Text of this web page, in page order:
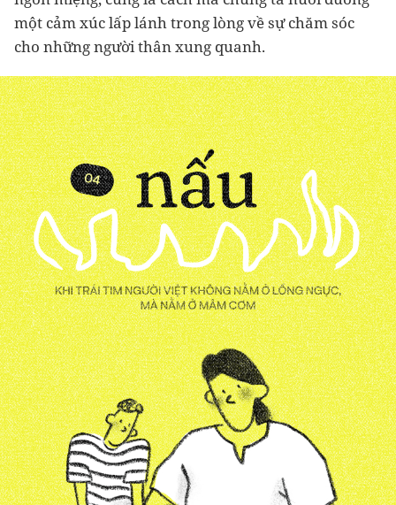
một cảm xúc lấp lánh trong lòng về sự chăm sóc
cho những người thân xung quanh.